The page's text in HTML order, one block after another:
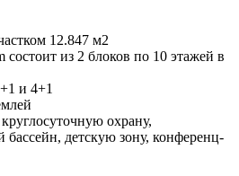
12.847 м2
из 2 блоков по 10 этажей в
и 4+1
охрану,
детскую зону, конференц-